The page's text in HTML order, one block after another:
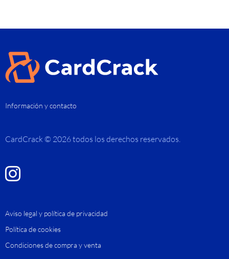
Información y contacto
CardCrack © 2026 todos los derechos reservados.
Aviso legal y política de privacidad
Política de cookies
Condiciones de compra y venta